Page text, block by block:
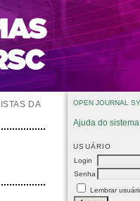
OPEN JOURNAL
Ajuda do sistema
USUÁRIO
Login
Senha
Lembrar
DA